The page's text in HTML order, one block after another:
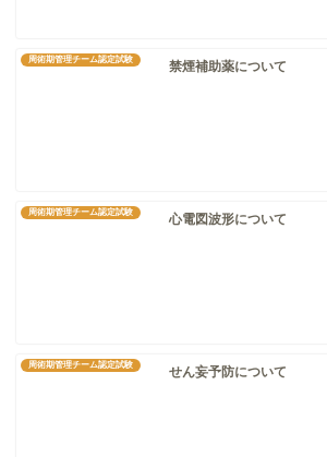
周術期管理チーム認定試験 禁煙補助薬について
周術期管理チーム認定試験 心電図波形について
周術期管理チーム認定試験 せん妄予防について